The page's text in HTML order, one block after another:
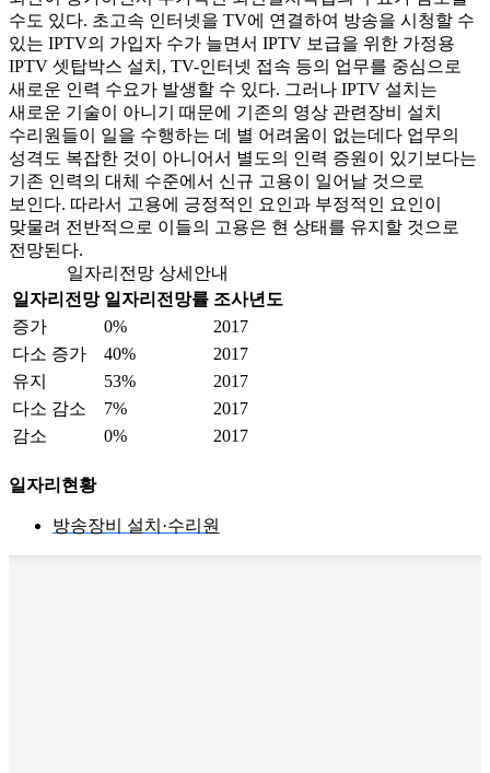
수도 있다. 초고속 인터넷을 TV에 연결하여 방송을 시청할 수
있는 IPTV의 가입자 수가 늘면서 IPTV 보급을 위한 가정용
IPTV 셋탑박스 설치, TV-인터넷 접속 등의 업무를 중심으로
새로운 인력 수요가 발생할 수 있다. 그러나 IPTV 설치는
새로운 기술이 아니기 때문에 기존의 영상 관련장비 설치
수리원들이 일을 수행하는 데 별 어려움이 없는데다 업무의
성격도 복잡한 것이 아니어서 별도의 인력 증원이 있기보다는
기존 인력의 대체 수준에서 신규 고용이 일어날 것으로
보인다. 따라서 고용에 긍정적인 요인과 부정적인 요인이
맞물려 전반적으로 이들의 고용은 현 상태를 유지할 것으로
전망된다.
일자리전망 상세안내
일자리전망 일자리전망률 조사년도
증가
0%
2017
다소 증가
40%
2017
유지
53%
2017
다소 감소
7%
2017
감소
0% 2017
일자리현황
방송장비 설치·수리원